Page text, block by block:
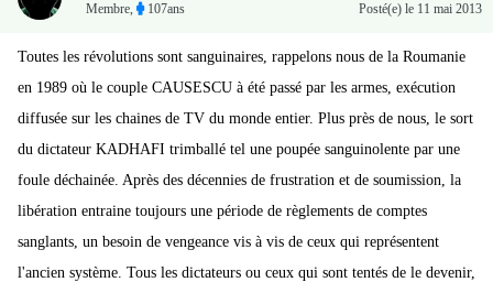
Membre, 107ans Posté(e) le 11 mai 2013
Toutes les révolutions sont sanguinaires, rappelons nous de la Roumanie
en 1989 où le couple CAUSESCU à été passé par les armes, exécution
diffusée sur les chaines de TV du monde entier. Plus près de nous, le sort
du dictateur KADHAFI trimballé tel une poupée sanguinolente par une
foule déchainée. Après des décennies de frustration et de soumission, la
libération entraine toujours une période de règlements de comptes
sanglants, un besoin de vengeance vis à vis de ceux qui représentent
l'ancien système. Tous les dictateurs ou ceux qui sont tentés de le devenir,